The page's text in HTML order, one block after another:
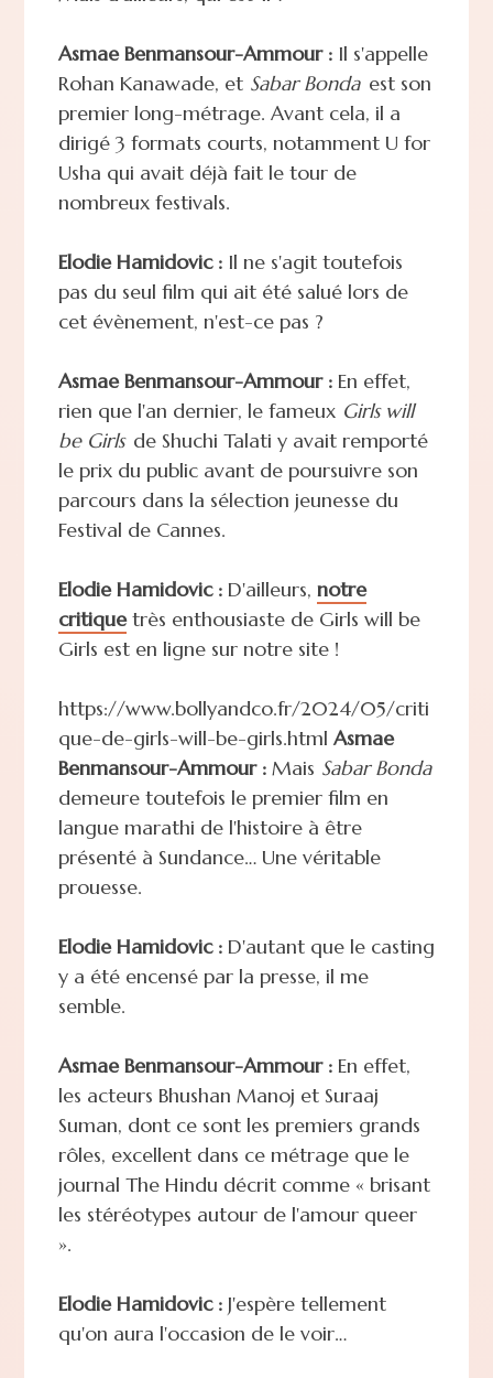
Asmae Benmansour-Ammour :Il s'appelle
Rohan Kanawade, et Sabar Bonda est son
premier long-métrage. Avant cela, il a
dirigé 3 formats courts, notamment U for
Usha qui avait déjà fait le tour de
nombreux festivals.
Elodie Hamidovic :Il ne s'agit toutefois
pas du seul film qui ait été salué lors de
cet évènement, n'est-ce pas ?
Asmae Benmansour-Ammour :En effet,
rien que l'an dernier, le fameux Girls will
be Girls de Shuchi Talati y avait remporté
le prix du public avant de poursuivre son
parcours dans la sélection jeunesse du
Festival de Cannes.
Elodie Hamidovic :D'ailleurs, notre
critiquetrès enthousiaste de Girls will be
Girls est en ligne sur notre site !
https://www.bollyandco.fr/2024/05/criti
que-de-girls-will-be-girls.html Asmae
Benmansour-Ammour :Mais Sabar Bonda
demeure toutefois le premier film en
langue marathi de l'histoire à être
présenté à Sundance… Une véritable
prouesse.
Elodie Hamidovic :D'autant que le casting
y a été encensé par la presse, il me
semble.
Asmae Benmansour-Ammour :En effet,
les acteurs Bhushan Manoj et Suraaj
Suman, dont ce sont les premiers grands
rôles, excellent dans ce métrage que le
journal The Hindu décrit comme « brisant
les stéréotypes autour de l'amour queer
».
Elodie Hamidovic :J'espère tellement
qu'on aura l'occasion de le voir…